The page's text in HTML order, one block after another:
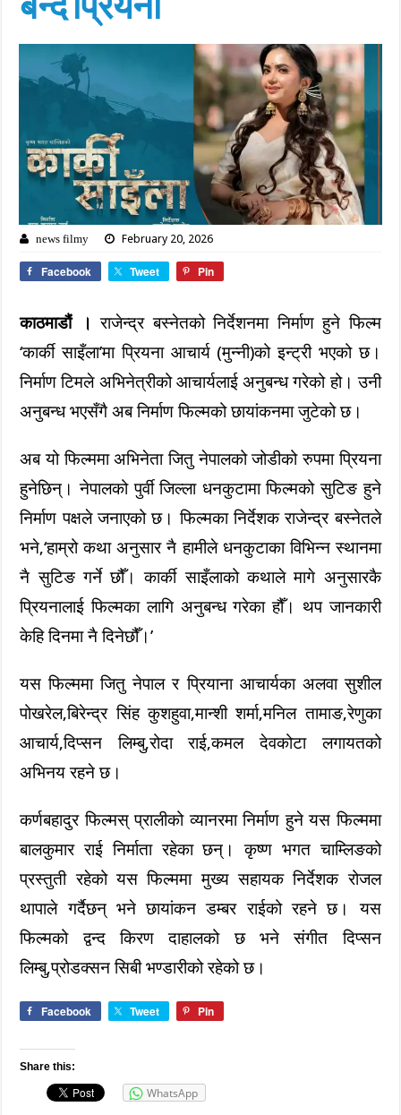
बन्दै प्रियना
news filmy February 20, 2026
Facebook Tweet Pin
काठमाडौं । राजेन्द्र बस्नेतको निर्देशनमा निर्माण हुने फिल्म
‘कार्की साइँला’मा प्रियना आचार्य (मुन्नी)को इन्ट्री भएको छ।
निर्माण टिमले अभिनेत्रीको आचार्यलाई अनुबन्ध गरेको हो। उनी
अनुबन्ध भएसँगै अब निर्माण फिल्मको छायांकनमा जुटेको छ।
अब यो फिल्ममा अभिनेता जितु नेपालको जोडीको रुपमा प्रियना
हुनेछिन्। नेपालको पुर्वी जिल्ला धनकुटामा फिल्मको सुटिङ हुने
निर्माण पक्षले जनाएको छ। फिल्मका निर्देशक राजेन्द्र बस्नेतले
भने,‘हाम्रो कथा अनुसार नै हामीले धनकुटाका विभिन्न स्थानमा
नै सुटिङ गर्ने छौँ। कार्की साइँलाको कथाले मागे अनुसारकै
प्रियनालाई फिल्मका लागि अनुबन्ध गरेका हौँ। थप जानकारी
केहि दिनमा नै दिनेछौँ।’
यस फिल्ममा जितु नेपाल र प्रियाना आचार्यका अलवा सुशील
पोखरेल,बिरेन्द्र सिंह कुशहुवा,मान्शी शर्मा,मनिल तामाङ,रेणुका
आचार्य,दिप्सन लिम्बु,रोदा राई,कमल देवकोटा लगायतको
अभिनय रहने छ।
कर्णबहादुर फिल्मस् प्रालीको व्यानरमा निर्माण हुने यस फिल्ममा
बालकुमार राई निर्माता रहेका छन्। कृष्ण भगत चाम्लिङको
प्रस्तुती रहेको यस फिल्ममा मुख्य सहायक निर्देशक रोजल
थापाले गर्दैछन् भने छायांकन डम्बर राईको रहने छ। यस
फिल्मको द्वन्द किरण दाहालको छ भने संगीत दिप्सन
लिम्बु,प्रोडक्सन सिबी भण्डारीको रहेको छ।
Facebook Tweet Pin
Share this:
WhatsApp